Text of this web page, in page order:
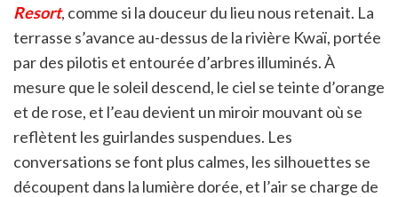
Resort, comme si la douceur du lieu nous retenait. La
terrasse s’avance au-dessus de la rivière Kwaï, portée
par des pilotis et entourée d’arbres illuminés. À
mesure que le soleil descend, le ciel se teinte d’orange
et de rose, et l’eau devient un miroir mouvant où se
reflètent les guirlandes suspendues. Les
conversations se font plus calmes, les silhouettes se
découpent dans la lumière dorée, et l’air se charge de